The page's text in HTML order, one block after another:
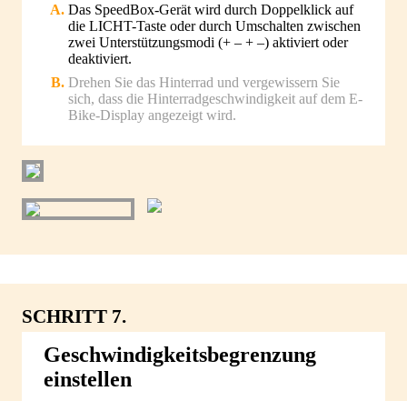
Das SpeedBox-Gerät wird durch Doppelklick auf
die LICHT-Taste oder durch Umschalten zwischen
zwei Unterstützungsmodi (+ – + –) aktiviert oder
deaktiviert.
Drehen Sie das Hinterrad und vergewissern Sie
sich, dass die Hinterradgeschwindigkeit auf dem E-
Bike-Display angezeigt wird.
SCHRITT 7.
Geschwindigkeitsbegrenzung
einstellen